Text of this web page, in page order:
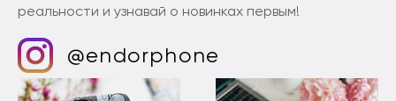
реальности и узнавай о новинках первым!
@endorphone